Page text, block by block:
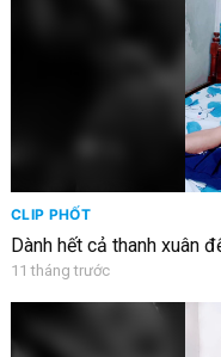
CLIP PHỐT
Dành hết cả thanh xuân
11 tháng trước